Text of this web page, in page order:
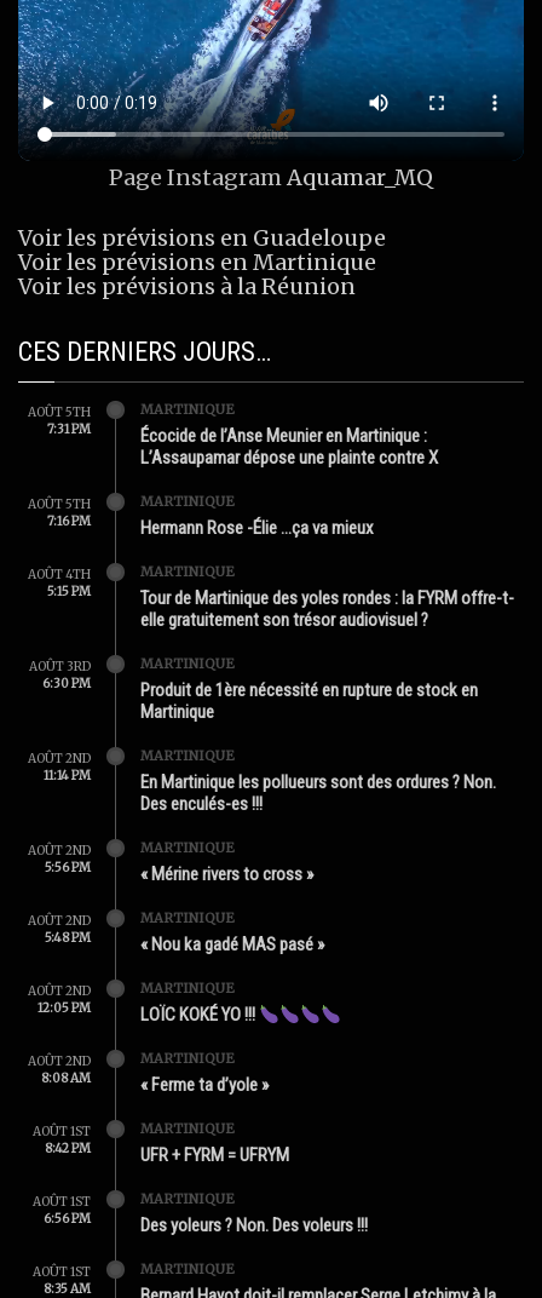
Page InstagramAquamar_MQ
Voir les prévisions en Guadeloupe
Voir les prévisions en Martinique
Voir les prévisions à la Réunion
CES DERNIERS JOURS…
AOÛT 5TH
7:31 PM
MARTINIQUE
Écocide de l’Anse Meunier en Martinique :
L’Assaupamar dépose une plainte contre X
AOÛT 5TH
7:16 PM
MARTINIQUE
Hermann Rose -Élie …ça va mieux
AOÛT 4TH
5:15 PM
MARTINIQUE
Tour de Martinique des yoles rondes : la FYRM offre-t-
elle gratuitement son trésor audiovisuel ?
AOÛT 3RD
6:30 PM
MARTINIQUE
Produit de 1ère nécessité en rupture de stock en
Martinique
AOÛT 2ND
11:14 PM
MARTINIQUE
En Martinique les pollueurs sont des ordures ? Non.
Des enculés-es !!!
AOÛT 2ND
5:56 PM
MARTINIQUE
« Mérine rivers to cross »
AOÛT 2ND
5:48 PM
MARTINIQUE
« Nou ka gadé MAS pasé »
AOÛT 2ND
12:05 PM
MARTINIQUE
LOÏC KOKÉ YO !!!
AOÛT 2ND
8:08 AM
MARTINIQUE
« Ferme ta d’yole »
AOÛT 1ST
8:42 PM
MARTINIQUE
UFR + FYRM = UFRYM
AOÛT 1ST
6:56 PM
MARTINIQUE
Des yoleurs ? Non. Des voleurs !!!
AOÛT 1ST
8:35 AM
MARTINIQUE